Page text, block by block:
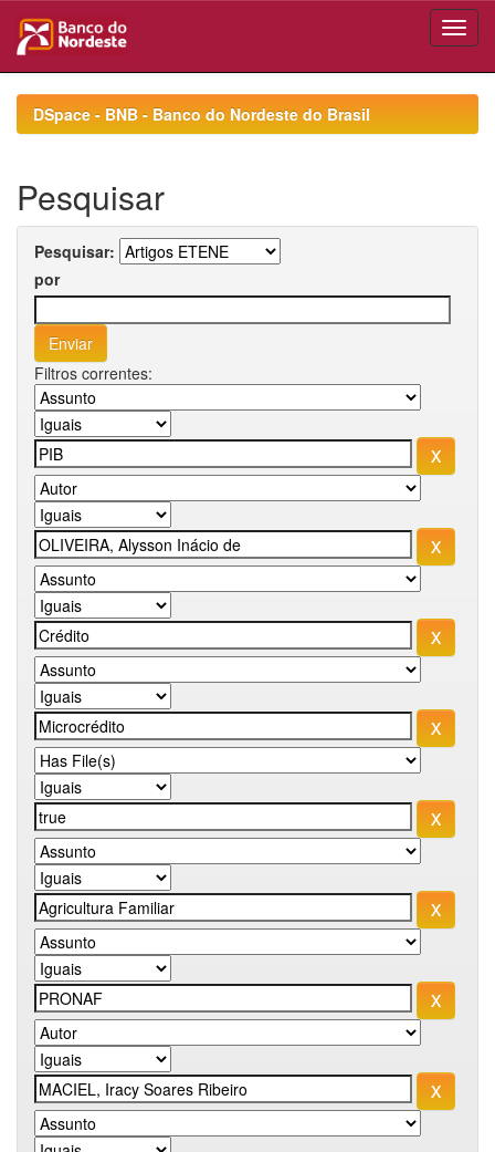
navigationDSpace - BNB - Banco do Nordeste do Brasil
Pesquisar
Pesquisar:
por
Filtros correntes: